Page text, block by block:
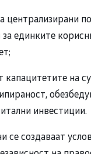
централизирани
за единките
капацитетите на
инвестиции.
се создаваат